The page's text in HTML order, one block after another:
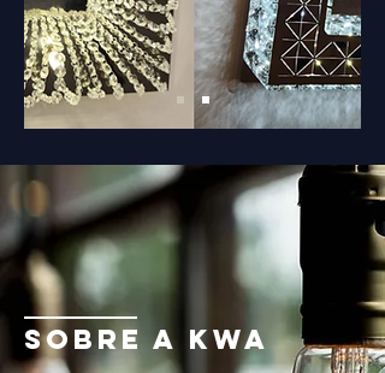
sobre a kwa